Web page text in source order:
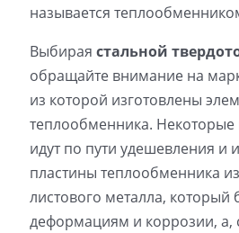
называется
Выбирая стальной
обращайте внимание на
из которой изготовлены
теплообменника. Некоторые
идут по пути удешевления и
пластины теплообменника
листового металла,
деформациям и коррозии, а,